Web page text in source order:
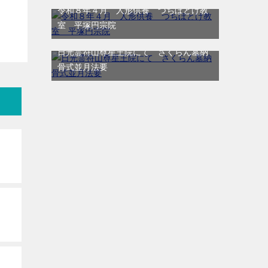
令和８年４月 人形供養 つちぼとけ教
室 平塚円宗院
日光霊符山尊星王院にて さくらん墓納
骨式並月法要